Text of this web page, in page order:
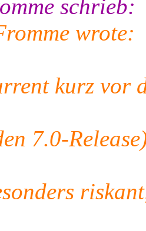
schrieb:
wrote:
kurz vor
7.0-